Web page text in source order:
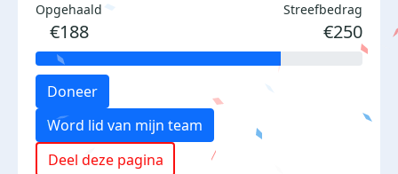
Opgehaald
€188
Streefbedrag
€250
Doneer
Word lid van mijn team
Deel deze pagina